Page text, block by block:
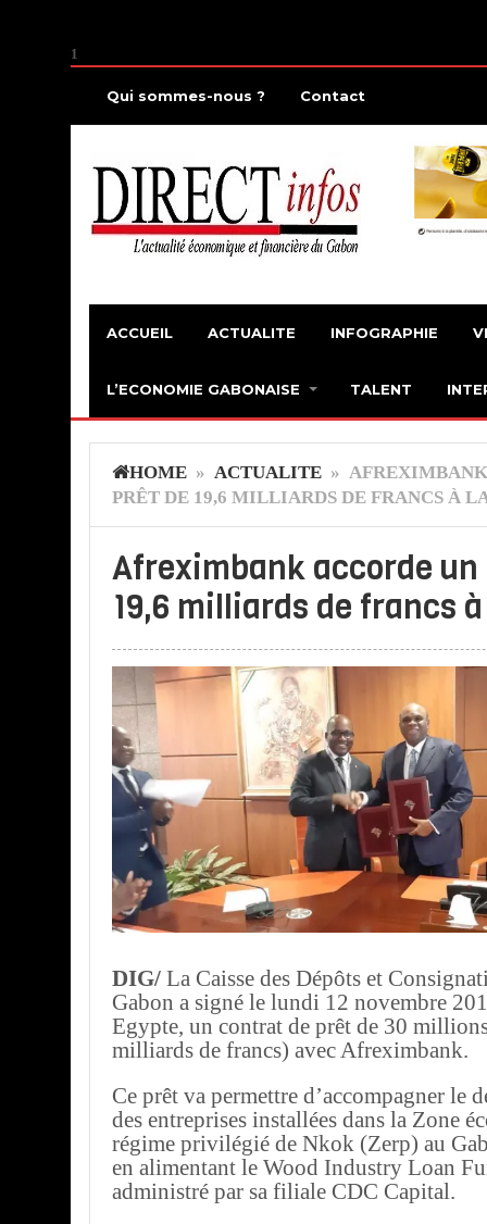
1
Qui sommes-nous ? Contact
ACCUEIL ACTUALITE INFOGRAPHIE
L’ECONOMIE GABONAISE TALENT
HOME » ACTUALITE »
PRÊT DE 19,6 MILLIARDS DE FRANCS À
Afreximbank accorde un
19,6 milliards de francs à
DIG/ La Caisse des Dépôts et
Gabon a signé le lundi 12 novembre
Egypte, un contrat de prêt de 30
milliards de francs) avec Afreximbank.
Ce prêt va permettre d’accompagner le
des entreprises installées dans la Zone
régime privilégié de Nkok (Zerp) au
en alimentant le Wood Industry Loan
administré par sa filiale CDC Capital.